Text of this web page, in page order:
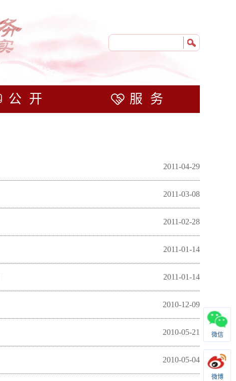
公开 服务
2011-04-29
2011-03-08
2011-02-28
2011-01-14
2011-01-14
2010-12-09
2010-05-21
2010-05-04
微信
微博